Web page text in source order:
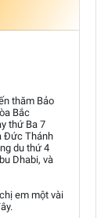
thăm Bảo
Bắc
thứ Ba 7
Đức Thánh
du thứ 4
Dhabi, và
em một vài